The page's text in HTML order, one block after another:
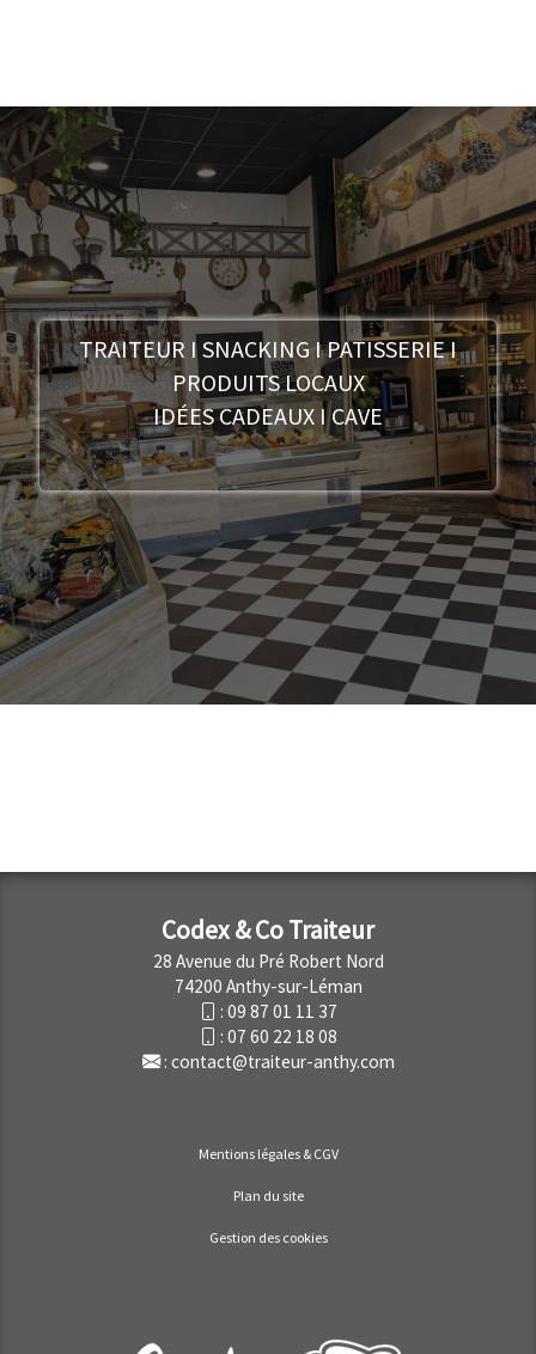
TRAITEUR I SNACKING I PATISSERIE I
PRODUITS LOCAUX
IDÉES CADEAUX I CAVE
Codex & Co Traiteur
28 Avenue du Pré Robert Nord
74200 Anthy-sur-Léman
: 09 87 01 11 37
: 07 60 22 18 08
: contact@traiteur-anthy.com
Mentions légales & CGV
Plan du site
Gestion des cookies